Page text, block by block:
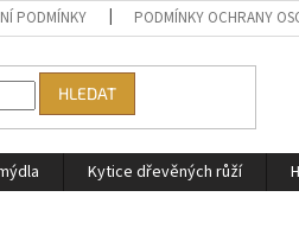
PODMÍNKY PODMÍNKY OCHRANY
HLEDAT
Kytice dřevěných růží